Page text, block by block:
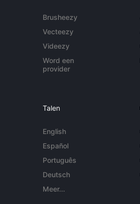
Brusheezy
Vecteezy
Videezy
Word een
provider
Talen
English
Español
Português
Deutsch
Meer...